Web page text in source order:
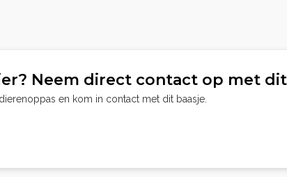
Neem direct contact op met
en kom in contact met dit baasje.